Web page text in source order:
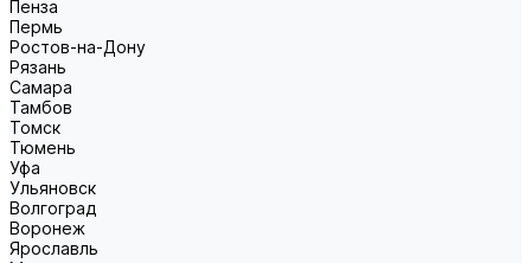
Пенза
Пермь
Ростов-на-Дону
Рязань
Самара
Тамбов
Томск
Тюмень
Уфа
Ульяновск
Волгоград
Воронеж
Ярославль